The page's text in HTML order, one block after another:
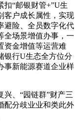
扣“邮银财管+”U生
客户成长属性，实现
避险、全员数字化代
全场景增值办事，一
资金增值等运营难
银行U生态全方位分
事新能源赛道企业样
、“园链群”财产三
配分歧业业和类此外